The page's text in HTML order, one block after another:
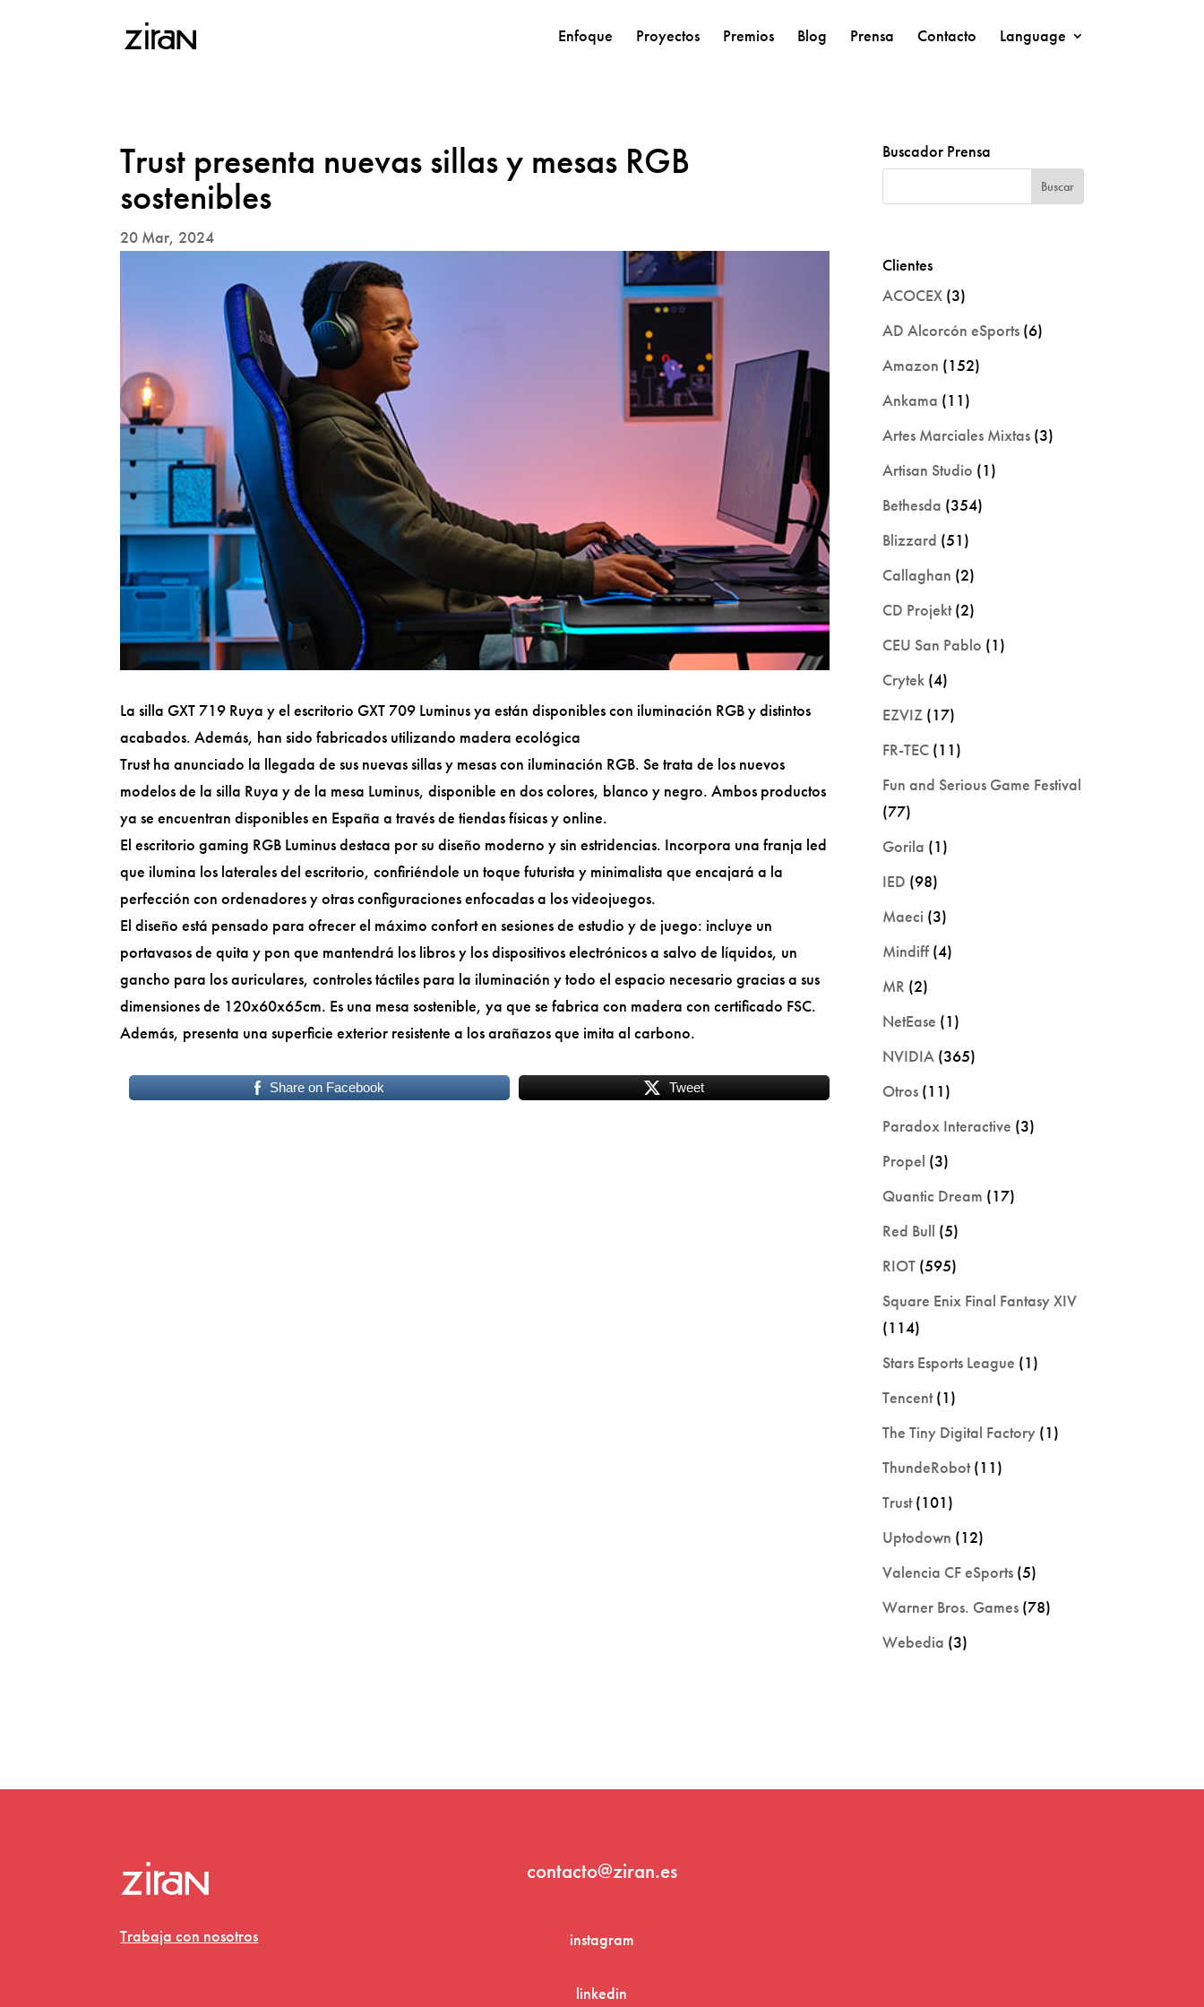
Enfoque Proyectos Premios Blog Prensa Contacto Language
Trust presenta nuevas sillas y mesas RGB
sostenibles
20 Mar, 2024
La silla GXT 719 Ruya y el escritorio GXT 709 Luminus ya están disponibles con iluminación RGB y distintos
acabados. Además, han sido fabricados utilizando madera ecológica
Trust ha anunciado la llegada de sus nuevas sillas y mesas con iluminación RGB. Se trata de los nuevos
modelos de la silla Ruya y de la mesa Luminus, disponible en dos colores, blanco y negro. Ambos productos
ya se encuentran disponibles en España a través de tiendas físicas y online.
El escritorio gaming RGB Luminus destaca por su diseño moderno y sin estridencias. Incorpora una franja led
que ilumina los laterales del escritorio, confiriéndole un toque futurista y minimalista que encajará a la
perfección con ordenadores y otras configuraciones enfocadas a los videojuegos.
El diseño está pensado para ofrecer el máximo confort en sesiones de estudio y de juego: incluye un
portavasos de quita y pon que mantendrá los libros y los dispositivos electrónicos a salvo de líquidos, un
gancho para los auriculares, controles táctiles para la iluminación y todo el espacio necesario gracias a sus
dimensiones de 120x60x65cm. Es una mesa sostenible, ya que se fabrica con madera con certificado FSC.
Además, presenta una superficie exterior resistente a los arañazos que imita al carbono.
Share on Facebook Tweet
Buscador Prensa
Clientes
ACOCEX (3)
AD Alcorcón eSports (6)
Amazon (152)
Ankama (11)
Artes Marciales Mixtas (3)
Artisan Studio (1)
Bethesda (354)
Blizzard (51)
Callaghan (2)
CD Projekt(2)
CEU San Pablo (1)
Crytek (4)
EZVIZ (17)
FR-TEC (11)
Fun and Serious Game Festival
(77)
Gorila (1)
IED (98)
Maeci (3)
Mindiff (4)
MR (2)
NetEase (1)
NVIDIA (365)
Otros (11)
Paradox Interactive (3)
Propel (3)
Quantic Dream (17)
Red Bull (5)
RIOT (595)
Square Enix Final Fantasy XIV
(114)
Stars Esports League (1)
Tencent(1)
The Tiny Digital Factory (1)
ThundeRobot(11)
Trust(101)
Uptodown (12)
Valencia CF eSports (5)
Warner Bros. Games (78)
Webedia (3)
Trabaja con nosotros
contacto@ziran.es
instagram
linkedin